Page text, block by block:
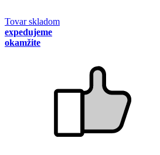
Tovar skladom
expedujeme
okamžite